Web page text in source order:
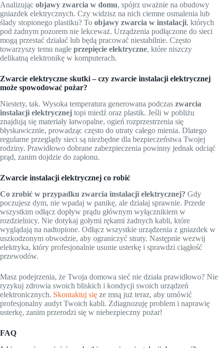
Analizując objawy zwarcia w domu, spójrz uważnie na obudowy
gniazdek elektrycznych. Czy widzisz na nich ciemne osmalenia lub
ślady stopionego plastiku? To objawy zwarcia w instalacji, których
pod żadnym pozorem nie lekceważ. Urządzenia podłączone do sieci
mogą przestać działać lub będą pracować niestabilnie. Często
towarzyszy temu nagłe przepięcie elektryczne, które niszczy
delikatną elektronikę w komputerach.
Zwarcie elektryczne skutki – czy zwarcie instalacji elektrycznej
może spowodować pożar?
Niestety, tak. Wysoka temperatura generowana podczas zwarcia
instalacji elektrycznej topi miedź oraz plastik. Jeśli w pobliżu
znajdują się materiały łatwopalne, ogień rozprzestrzenia się
błyskawicznie, prowadząc często do utraty całego mienia. Dlatego
regularne przeglądy sieci są niezbędne dla bezpieczeństwa Twojej
rodziny. Prawidłowo dobrane zabezpieczenia powinny jednak odciąć
prąd, zanim dojdzie do zapłonu.
Zwarcie instalacji elektrycznej co robić
Co zrobić w przypadku zwarcia instalacji elektrycznej? Gdy
poczujesz dym, nie wpadaj w panikę, ale działaj sprawnie. Przede
wszystkim odłącz dopływ prądu głównym wyłącznikiem w
rozdzielnicy. Nie dotykaj gołymi rękami żadnych kabli, które
wyglądają na nadtopione. Odłącz wszystkie urządzenia z gniazdek w
uszkodzonym obwodzie, aby ograniczyć straty. Następnie wezwij
elektryka, który profesjonalnie usunie usterkę i sprawdzi ciągłość
przewodów.
Masz podejrzenia, że Twoja domowa sieć nie działa prawidłowo? Nie
ryzykuj zdrowia swoich bliskich i kondycji swoich urządzeń
elektronicznych. Skontaktuj się ze mną już teraz, aby umówić
profesjonalny audyt Twoich kabli. Zdiagnozuję problem i naprawię
usterkę, zanim przerodzi się w niebezpieczny pożar!
FAQ